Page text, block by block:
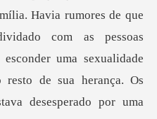
Havia rumores de que
com as pessoas
uma sexualid